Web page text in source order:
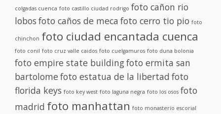
colgadas cuenca foto castillo ciudad rodrigo foto cañon rio
lobos foto caños de meca foto cerro tio pio foto
chinchon foto ciudad encantada cuenca
foto conil foto cruz valle caidos foto cuelgamuros foto duna bolonia
foto empire state buildingfoto ermita san
bartolomefoto estatua de la libertad foto
florida keys foto key west foto laguna negra foto los osos foto
madrid foto manhattan foto monasterio escorial